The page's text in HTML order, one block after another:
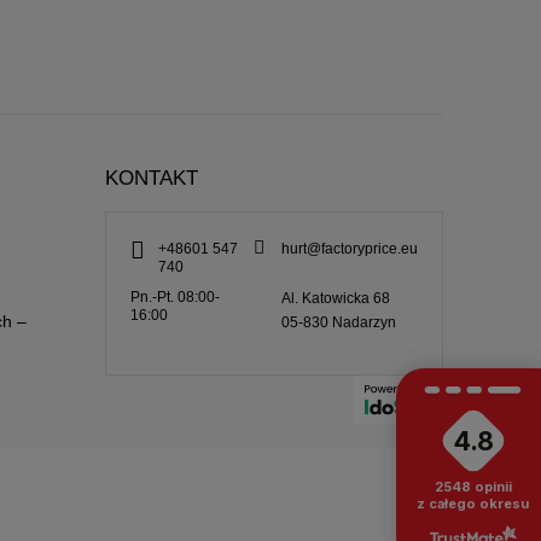
–
KONTAKT
+48601 547
740
hurt@factoryprice.eu
Pn.-Pt. 08:00-
16:00
Al. Katowicka 68
05-830 Nadarzyn
4.8
2548 opinii
z całego okresu